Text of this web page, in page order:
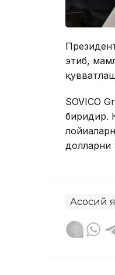
этиб,
SOVICO
биридир.
долларни
Асосий